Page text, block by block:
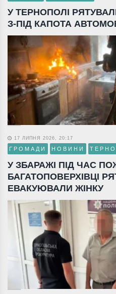
У ТЕРНОПОЛІ
З-ПІД КАПОТА
17 ЛИПНЯ 2026, 20:17
ГРОМАДИ НОВИНИ
У ЗБАРАЖІ ПІД ЧАС
БАГАТОПОВЕРХІВЦІ
ЕВАКУЮВАЛИ ЖІНКУ